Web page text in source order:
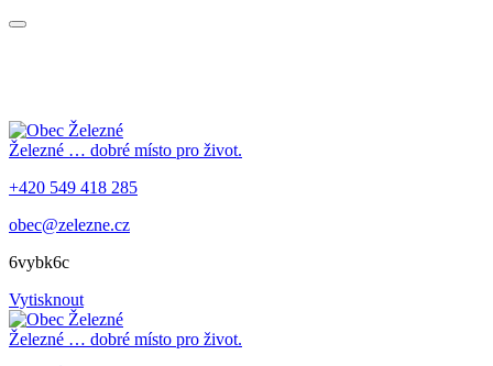
Železné … dobré místo pro život.
+420 549 418 285
obec@zelezne.cz
6vybk6c
Vytisknout
Železné … dobré místo pro život.